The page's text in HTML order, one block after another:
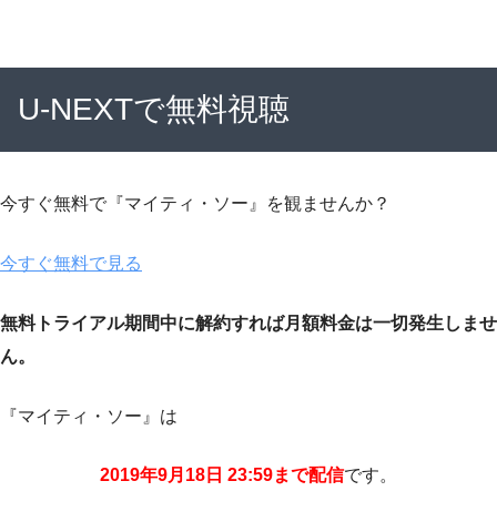
U-NEXTで無料視聴
今すぐ無料で『マイティ・ソー』を観ませんか？
今すぐ無料で見る
無料トライアル期間中に解約すれば月額料金は一切発生しませ
ん。
『マイティ・ソー』は
2019年9月18日 23:59まで配信です。